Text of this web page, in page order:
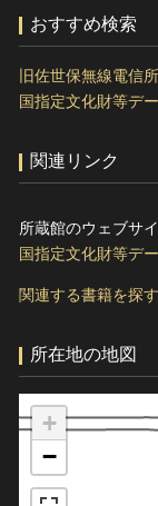
おすすめ検索
旧佐世保無線電信
国指定文化財等デ
関連リンク
所蔵館のウェブサ
国指定文化財等デ
関連する書籍を探す
所在地の地図
+
−